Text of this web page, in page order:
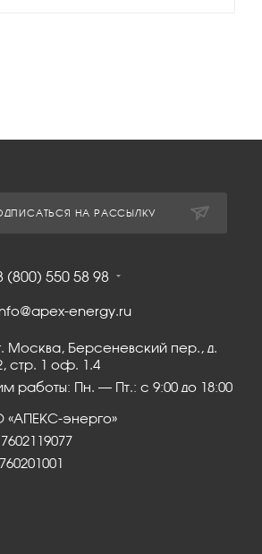
НА РАССЫЛКУ
(800) 550 58 98
energy.ru
Москва, Берсеневский пер., д.
стр. 1 оф. 1.4
работы: Пн. – Пт.: с 9:00 до 18:00
энерго»